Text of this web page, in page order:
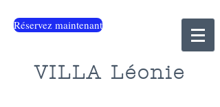
Réservez maintenant
VILLA Léonie